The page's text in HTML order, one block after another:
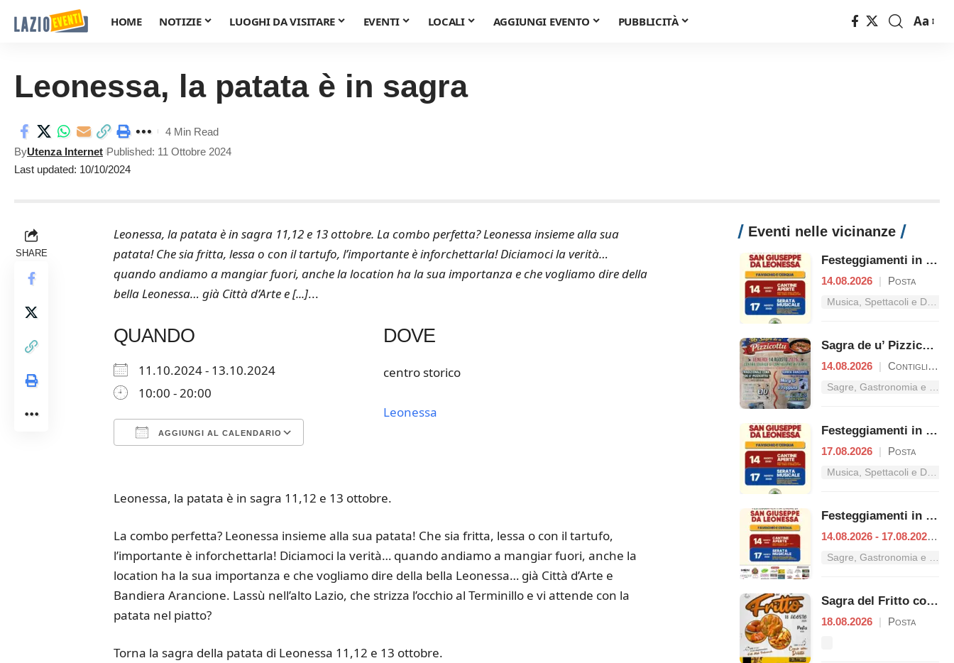
HOME NOTIZIE LUOGHI DA VISITARE EVENTI LOCALI AGGIUNGI EVENTO PUBBLICITÀ
Font
Aa
Leonessa, la patata è in sagra
Last updated: 10/10/2024
ByUtenza Internet Published: 11 Ottobre 2024
4 Min Read
SHARE
Leonessa, la patata è in sagra 11,12 e 13 ottobre. La combo perfetta? Leonessa insieme alla sua
patata! Che sia fritta, lessa o con il tartufo, l’importante è inforchettarla! Diciamoci la verità…
quando andiamo a mangiar fuori, anche la location ha la sua importanza e che vogliamo dire della
bella Leonessa… già Città d’Arte e [...]...
QUANDO
11.10.2024 - 13.10.2024
10:00 - 20:00
AGGIUNGI AL CALENDARIO
DOVE
centro storico
Leonessa
Leonessa, la patata è in sagra 11,12 e 13 ottobre.
La combo perfetta? Leonessa insieme alla sua patata! Che sia fritta, lessa o con il tartufo,
l’importante è inforchettarla! Diciamoci la verità… quando andiamo a mangiar fuori, anche la
location ha la sua importanza e che vogliamo dire della bella Leonessa… già Città d’Arte e
Bandiera Arancione. Lassù nell’alto Lazio, che strizza l’occhio al Terminillo e vi attende con la
patata nel piatto?
Torna la sagra della patata di Leonessa 11,12 e 13 ottobre.
Eventi nelle vicinanze
Festeggiamenti in onore di San Giuseppe da Leonessa
14.08.2026 | Posta
Musica, Spettacoli e Danza nel Lazio
Sagra de u’ Pizzicottu
14.08.2026 | Contigliano
Sagre, Gastronomia e Tradizioni nel Lazio
Festeggiamenti in onore di San Giuseppe da Leonessa
17.08.2026 | Posta
Musica, Spettacoli e Danza nel Lazio
Festeggiamenti in onore di San Giuseppe da Leonessa
14.08.2026 - 17.08.2026
Sagre, Gastronomia e Tradizioni nel Lazio
Sagra del Fritto con la "Cena con Delitto"
18.08.2026 | Posta